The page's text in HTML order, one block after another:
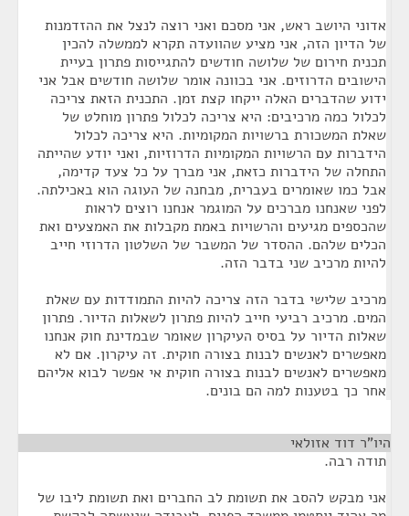
אדוני היושב ראש, אני מסכם ואני רוצה לנצל את ההזדמנות
של הדיון הזה, אני מציע שהוועדה תקרא לממשלה להכין
תכנית חירום של שלושה חודשים להתגייסות פתרון בעיית
הישובים הדרוזים. אני בכוונה אומר שלושה חודשים אבל אני
ידוע שהדברים האלה ייקחו קצת זמן. התכנית הזאת צריכה
לכלול כמה מרכיבים: היא צריכה לכלול פתרון מוחלט של
שאלת המשכורת ברשויות המקומיות. היא צריכה לכלול
הידברות עם הרשויות המקומיות הדרוזיות, ואני יודע שהייתה
התחלה של הידברות כזאת, אני מברך על כל צעד קדימה,
אבל כמו שאומרים בעברית, מבחנה של העוגה הוא באכילתה.
לפני שאנחנו מברכים על המוגמר אנחנו רוצים לראות
שהכספים מגיעים והרשויות באמת מקבלות את האמצעים ואת
הכלים שלהם. ההסדר של המשבר של השלטון הדרוזי חייב
להיות מרכיב שני בדבר הזה.
מרכיב שלישי בדבר הזה צריכה להיות התמודדות עם שאלת
המים. מרכיב רביעי חייב להיות פתרון לשאלות הדיור. פתרון
שאלות הדיור על בסיס העיקרון שאומר שבמדינת חוק אנחנו
מאפשרים לאנשים לבנות בצורה חוקית. זה עיקרון. אם לא
מאפשרים לאנשים לבנות בצורה חוקית אי אפשר לבוא אליהם
אחר כך בטענות למה הם בונים.
היו"ר דוד אזולאי
תודה רבה.
אני מבקש להסב את תשומת לב החברים ואת תשומת ליבו של